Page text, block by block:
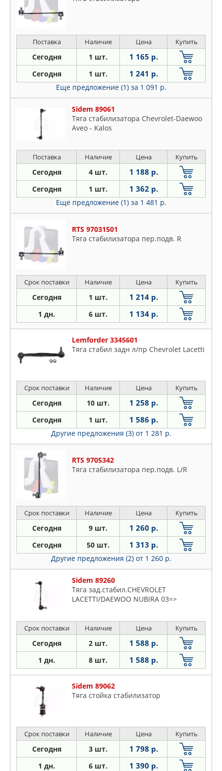
Поставка Наличие Цена Купить
Сегодня 1 шт. 1 165 р.
Сегодня 1 шт. 1 241 р.
Еще предложение (1) за 1 091 р.
Sidem 89061
Тяга стабилизатора Chevrolet-Daewoo
Aveo - Kalos
Поставка Наличие Цена Купить
Сегодня 4 шт. 1 188 р.
Сегодня 1 шт. 1 362 р.
Еще предложение (1) за 1 481 р.
RTS 97031501
Тяга стабилизатора пер.подв. R
Срок поставки Наличие Цена Купить
Сегодня 1 шт. 1 214 р.
1 дн. 6 шт. 1 134 р.
Lemforder 3345601
Тяга стабил задн л/пр Chevrolet Lacetti
Срок поставки Наличие Цена Купить
Сегодня 10 шт. 1 258 р.
Сегодня 1 шт. 1 586 р.
Другие предложения (3) от 1 281 р.
RTS 9705342
Тяга стабилизатора пер.подв. L/R
Срок поставки Наличие Цена Купить
Сегодня 9 шт. 1 260 р.
Сегодня 50 шт. 1 313 р.
Другие предложения (2) от 1 260 р.
Sidem 89260
Тяга зад.стабил.CHEVROLET
LACETTI/DAEWOO NUBIRA 03=>
Срок поставки Наличие Цена Купить
Сегодня 2 шт. 1 588 р.
1 дн. 8 шт. 1 588 р.
Sidem 89062
Тяга стойка стабилизатор
Срок поставки Наличие Цена Купить
Сегодня 3 шт. 1 798 р.
1 дн. 6 шт. 1 390 р.